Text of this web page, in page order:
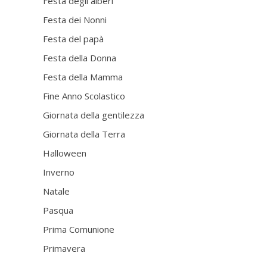
Festa dei Nonni
Festa del papà
Festa della Donna
Festa della Mamma
Fine Anno Scolastico
Giornata della gentilezza
Giornata della Terra
Halloween
Inverno
Natale
Pasqua
Prima Comunione
Primavera